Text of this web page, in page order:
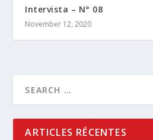
Intervista – N° 08
November 12, 2020
ARTICLES RÉCENTES